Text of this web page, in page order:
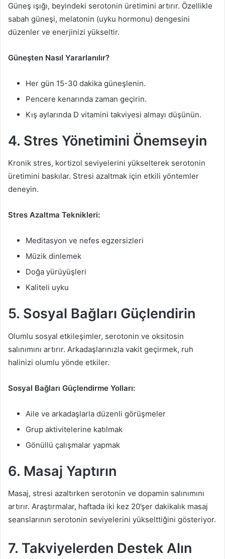
Güneş ışığı, beyindeki serotonin üretimini artırır. Özellikle
sabah güneşi, melatonin (uyku hormonu) dengesini
düzenler ve enerjinizi yükseltir.
Güneşten Nasıl Yararlanılır?
Her gün 15-30 dakika güneşlenin.
Pencere kenarında zaman geçirin.
Kış aylarında D vitamini takviyesi almayı düşünün.
4. Stres Yönetimini Önemseyin
Kronik stres, kortizol seviyelerini yükselterek serotonin
üretimini baskılar. Stresi azaltmak için etkili yöntemler
deneyin.
Stres Azaltma Teknikleri:
Meditasyon ve nefes egzersizleri
Müzik dinlemek
Doğa yürüyüşleri
Kaliteli uyku
5. Sosyal Bağları Güçlendirin
Olumlu sosyal etkileşimler, serotonin ve oksitosin
salınımını artırır. Arkadaşlarınızla vakit geçirmek, ruh
halinizi olumlu yönde etkiler.
Sosyal Bağları Güçlendirme Yolları:
Aile ve arkadaşlarla düzenli görüşmeler
Grup aktivitelerine katılmak
Gönüllü çalışmalar yapmak
6. Masaj Yaptırın
Masaj, stresi azaltırken serotonin ve dopamin salınımını
artırır. Araştırmalar, haftada iki kez 20’şer dakikalık masaj
seanslarının serotonin seviyelerini yükselttiğini gösteriyor.
7. Takviyelerden Destek Alın